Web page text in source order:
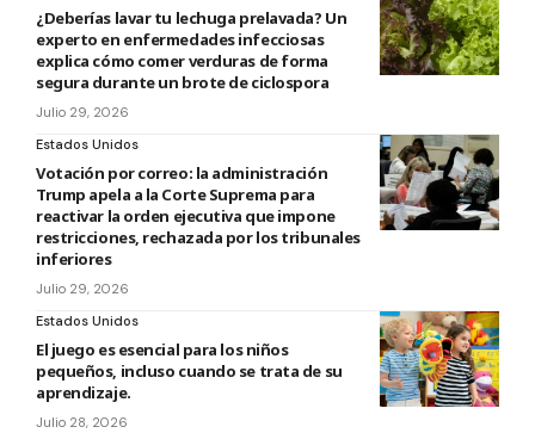
¿Deberías lavar tu lechuga prelavada? Un
experto en enfermedades infecciosas
explica cómo comer verduras de forma
segura durante un brote de ciclospora
Julio 29, 2026
Estados Unidos
Votación por correo: la administración
Trump apela a la Corte Suprema para
reactivar la orden ejecutiva que impone
restricciones, rechazada por los tribunales
inferiores
Julio 29, 2026
Estados Unidos
El juego es esencial para los niños
pequeños, incluso cuando se trata de su
aprendizaje.
Julio 28, 2026